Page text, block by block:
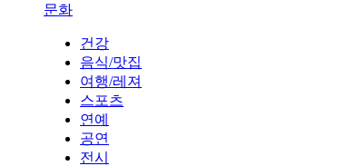
문화
건강
음식/맛집
여행/레져
스포츠
연예
공연
전시